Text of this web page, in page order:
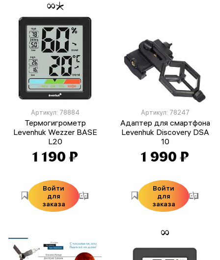
Артикул: 78884
Термогигрометр
Levenhuk Wezzer BASE
L20
1 190 ₽
Войти
для
заказа
Артикул: 78247
Адаптер для смартфона
Levenhuk Discovery DSA
10
1 990 ₽
Войти
для
заказа